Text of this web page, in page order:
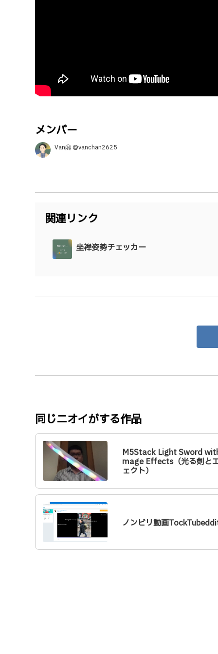
メンバー
Van🤗 @vanchan2625
関連リンク
坐禅姿勢チェッカー
同じニオイがする作品
M5Stack Light Sword
mage Effects（光る剣と
ェクト）
ノンビリ動画